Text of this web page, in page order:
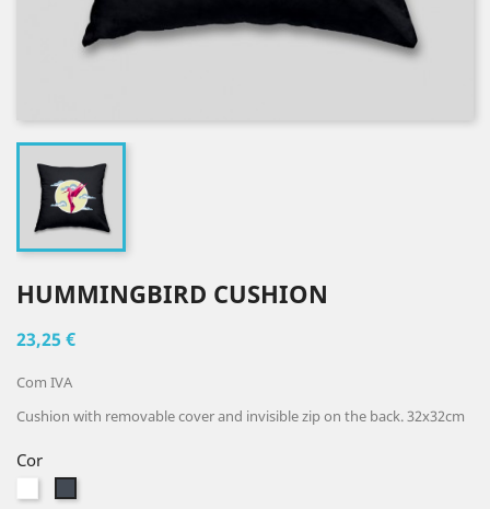
HUMMINGBIRD CUSHION
23,25 €
Com IVA
Cushion with removable cover and invisible zip on the back. 32x32cm
Cor